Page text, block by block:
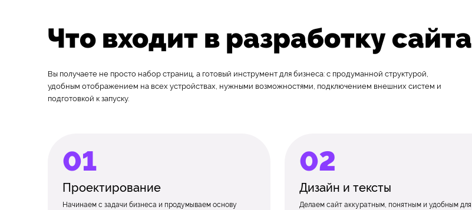
Что входит в разработку сайта
Вы получаете не просто набор страниц, а готовый инструмент для бизнеса: с продуманной структурой,
удобным отображением на всех устройствах, нужными возможностями, подключением внешних систем и
подготовкой к запуску.
Проектирование
Начинаем с задачи бизнеса и продумываем основу
Дизайн и тексты
Делаем сайт аккуратным, понятным и удобным для